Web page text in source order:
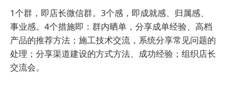
1个群，即店长微信群。3个感，即成就感、归属感、
事业感。4个措施即：群内晒单，分享成单经验、高档
产品的推荐方法；施工技术交流，系统分享常见问题的
处理；分享渠道建设的方式方法、成功经验；组织店长
交流会。